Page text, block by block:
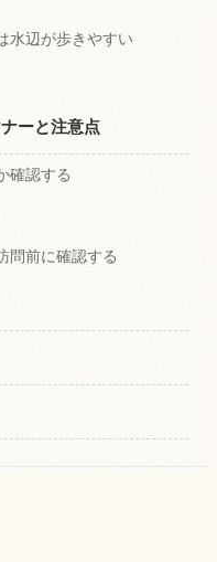
水辺が歩きやすい
ーと注意点
確認する
問前に確認する